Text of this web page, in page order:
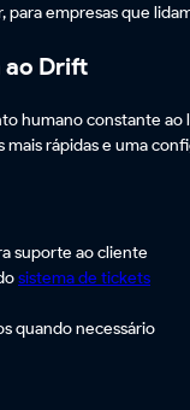
empresas que
ao Drift
humano constante
rápidas e uma
suporte ao cliente
sistema de tickets
quando necessário